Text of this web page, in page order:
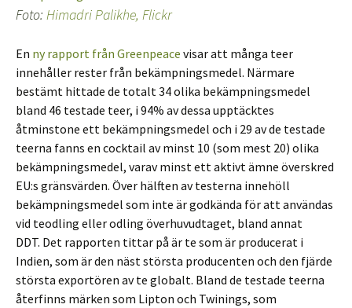
Foto: Himadri Palikhe, Flickr
En ny rapport från Greenpeace visar att många teer
innehåller rester från bekämpningsmedel. Närmare
bestämt hittade de totalt 34 olika bekämpningsmedel
bland 46 testade teer, i 94% av dessa upptäcktes
åtminstone ett bekämpningsmedel och i 29 av de testade
teerna fanns en cocktail av minst 10 (som mest 20) olika
bekämpningsmedel, varav minst ett aktivt ämne överskred
EU:s gränsvärden. Över hälften av testerna innehöll
bekämpningsmedel som inte är godkända för att användas
vid teodling eller odling överhuvudtaget, bland annat
DDT. Det rapporten tittar på är te som är producerat i
Indien, som är den näst största producenten och den fjärde
största exportören av te globalt. Bland de testade teerna
återfinns märken som Lipton och Twinings, som